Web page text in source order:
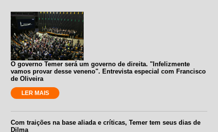
O governo Temer será um governo de direita. "Infelizmente
vamos provar desse veneno". Entrevista especial com Francisco
de Oliveira
LER MAIS
Com traições na base aliada e críticas, Temer tem seus dias de
Dilma